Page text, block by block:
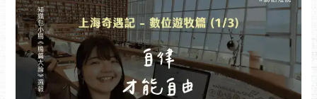
篇
#20］
上
海